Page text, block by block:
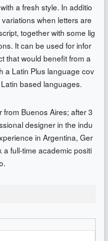
a fresh style. In additio
when letters are
together with some lig
It can be used for infor
that would benefit from a
a Latin Plus language cov
based languages.
Buenos Aires; after 3
designer in the indu
in Argentina, Ger
full-time academic positi